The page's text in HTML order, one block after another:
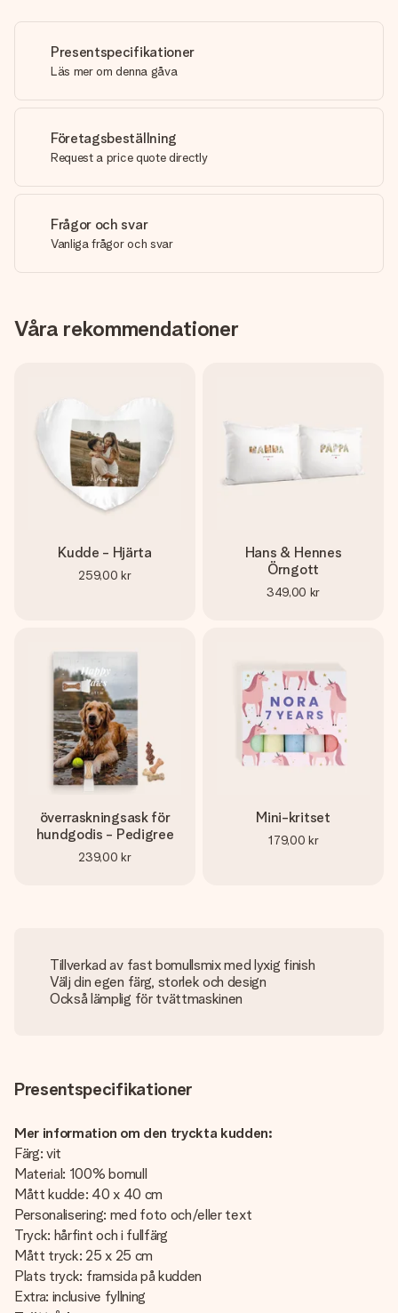
Presentspecifikationer
Läs mer om denna gåva
Företagsbeställning
Request a price quote directly
Frågor och svar
Vanliga frågor och svar
Våra rekommendationer
Kudde - Hjärta
259,00 kr
Hans & Hennes
Örngott
349,00 kr
överraskningsask för
hundgodis - Pedigree
239,00 kr
Mini-kritset
179,00 kr
Tillverkad av fast bomullsmix med lyxig finish
Välj din egen färg, storlek och design
Också lämplig för tvättmaskinen
Presentspecifikationer
Mer information om den tryckta kudden:
Färg: vit
Material: 100% bomull
Mått kudde: 40 x 40 cm
Personalisering: med foto och/eller text
Tryck: hårfint och i fullfärg
Mått tryck: 25 x 25 cm
Plats tryck: framsida på kudden
Extra: inclusive fyllning